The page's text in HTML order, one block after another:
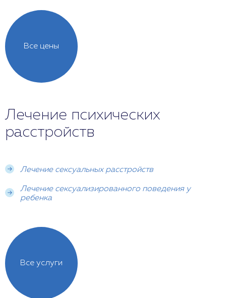
Все цены
Лечение психических
расстройств
Лечение сексуальных расстройств
Лечение сексуализированного поведения у
ребенка
Все услуги